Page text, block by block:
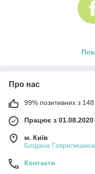
Про нас
99% позитивних з 148
Працює з 01.08.2020
м. Київ
Богдана Гаврилишина
Контакти